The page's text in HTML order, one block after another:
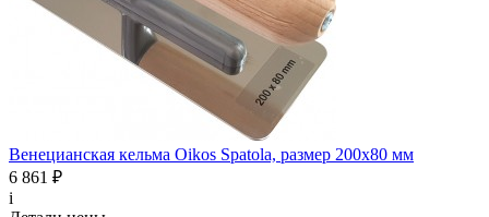
Венецианская кельма Oikos Spatola, размер 200х80 мм
6 861 ₽
i